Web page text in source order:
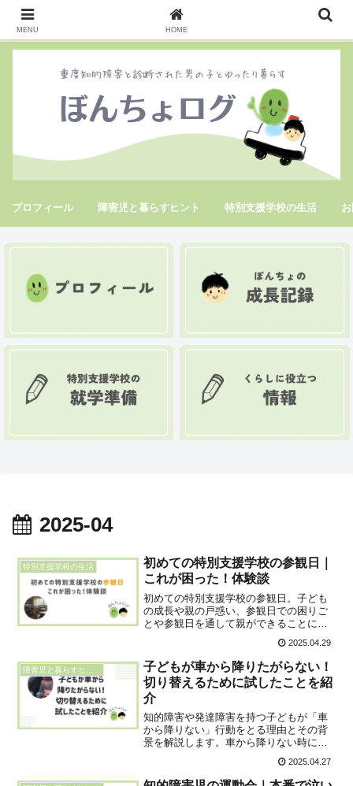
プロフィール 障害児と暮らすヒント 特別支援学校の生活
2025-04
特別支援学校の生活
初めての特別支援学校の参観日｜
これが困った！体験談
初めての特別支援学校の参観日。子ども
の成長や親の戸惑い、参観日での困りご
とや参観日を通して親ができることにつ
この記事では、親として、子どもの気持
ちや成長をどのように理解し、サポート
できるかが大切です。
2025.04.29
子どもが車から降りたがらない！
切り替えるために試したことを紹
介
知的障害や発達障害を持つ子どもが「車
から降りない」行動をとる理由とその背
景を解説します。車から降りない時に本
人にとってどんな良いことが起きるの
か・また良くないことを回避できるかに
ついて目を向けることが行動にアプロー
2025.04.27
MENU HOME